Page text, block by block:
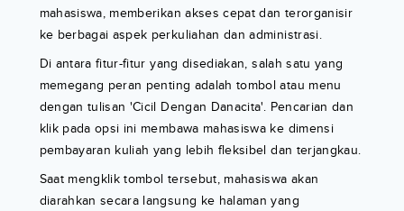
mahasiswa, memberikan akses cepat dan terorganisir
ke berbagai aspek perkuliahan dan administrasi.
Di antara fitur-fitur yang disediakan, salah satu yang
memegang peran penting adalah tombol atau menu
dengan tulisan 'Cicil Dengan Danacita'. Pencarian dan
klik pada opsi ini membawa mahasiswa ke dimensi
pembayaran kuliah yang lebih fleksibel dan terjangkau.
Saat mengklik tombol tersebut, mahasiswa akan
diarahkan secara langsung ke halaman yang